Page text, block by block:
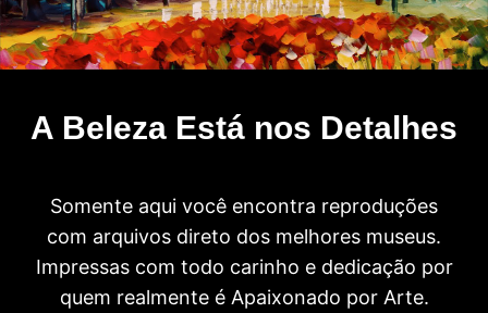
A Beleza Está nos Detalhes
Somente aqui você encontra reproduções
com arquivos direto dos melhores museus.
Impressas com todo carinho e dedicação por
quem realmente é Apaixonado por Arte.